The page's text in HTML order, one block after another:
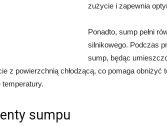
zużycie i zapewnia
Ponadto, sump pełni
silnikowego. Podczas
sump, będąc
z powierzchnią chłodzącą, co pomaga obniżyć
sumpu